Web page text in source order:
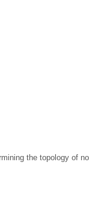
the topology of